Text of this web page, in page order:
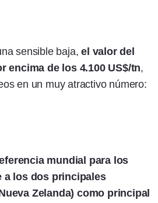
sensible baja,el valor del
encima de los 4.100 US$/tn,
en un muy atractivo número:
mundial para los
a los dos principales
Zelanda) como principal